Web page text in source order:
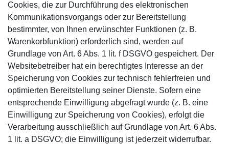
Cookies, die zur Durchführung des elektronischen
Kommunikationsvorgangs oder zur Bereitstellung
bestimmter, von Ihnen erwünschter Funktionen (z. B.
Warenkorbfunktion) erforderlich sind, werden auf
Grundlage von Art. 6 Abs. 1 lit. f DSGVO gespeichert. Der
Websitebetreiber hat ein berechtigtes Interesse an der
Speicherung von Cookies zur technisch fehlerfreien und
optimierten Bereitstellung seiner Dienste. Sofern eine
entsprechende Einwilligung abgefragt wurde (z. B. eine
Einwilligung zur Speicherung von Cookies), erfolgt die
Verarbeitung ausschließlich auf Grundlage von Art. 6 Abs.
1 lit. a DSGVO; die Einwilligung ist jederzeit widerrufbar.